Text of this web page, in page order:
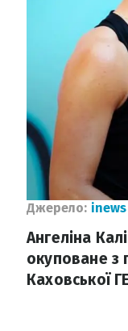
Джерело: inews
Ангеліна
окуповане з
Каховської